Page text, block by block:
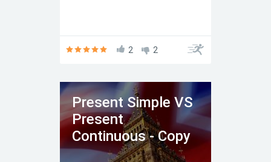
2 2
Present Simple VS
Present
Continuous - Copy